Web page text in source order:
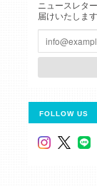
ニュースレタ
届けいたします
FOLLOW US